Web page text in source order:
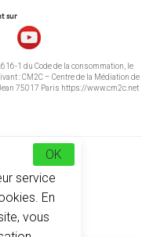
sur
1 du Code de la consommation, le
: CM2C – Centre de la Médiation de
75017 Paris https://www.cm2c.net
service
En
vous
OK